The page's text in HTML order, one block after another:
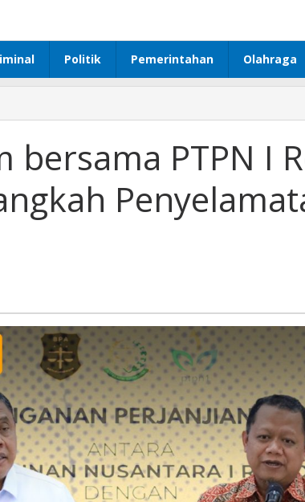
Politik Pemerintahan Olahraga
bersama PTPN I